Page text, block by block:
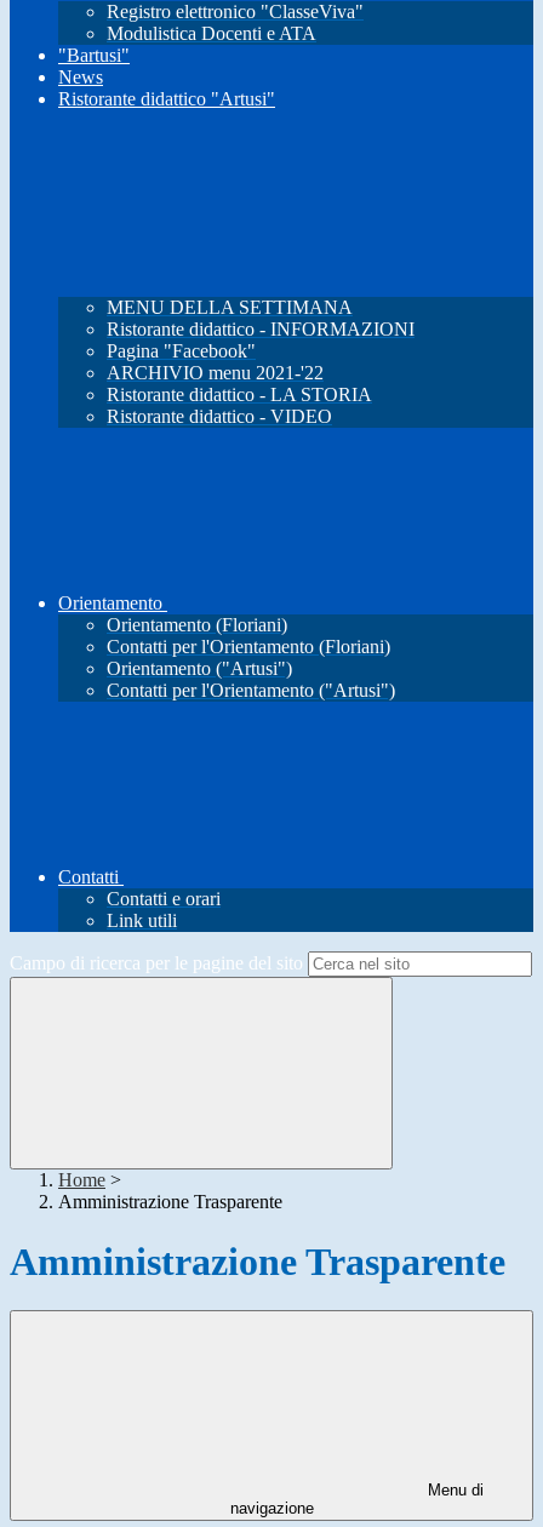
Registro elettronico "ClasseViva"
Modulistica Docenti e ATA
"Bartusi"
News
Ristorante didattico "Artusi"
MENU DELLA SETTIMANA
Ristorante didattico - INFORMAZIONI
Pagina "Facebook"
ARCHIVIO menu 2021-'22
Ristorante didattico - LA STORIA
Ristorante didattico - VIDEO
Orientamento
Orientamento (Floriani)
Contatti per l'Orientamento (Floriani)
Orientamento ("Artusi")
Contatti per l'Orientamento ("Artusi")
Contatti
Contatti e orari
Link utili
Campo di ricerca per le pagine del sito
Home >
Amministrazione Trasparente
Amministrazione Trasparente
Menu di
navigazione